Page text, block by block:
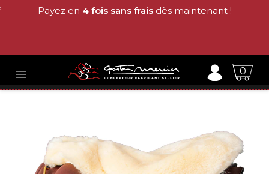
Payez en 4 fois sans fraisdès maintenant !
 0